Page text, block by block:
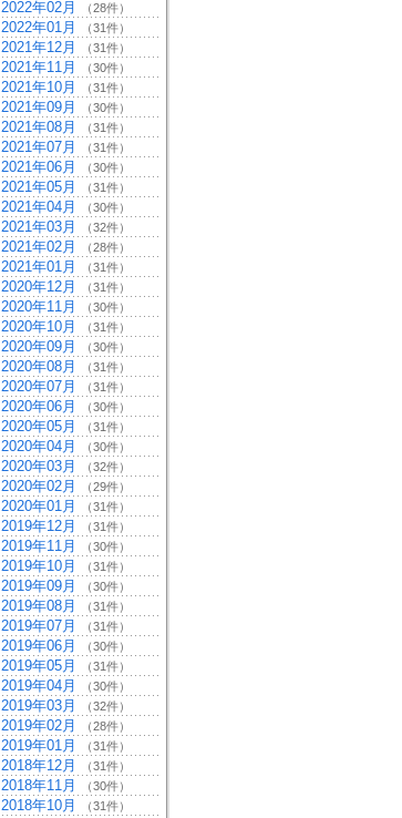
2022年02月 （28件）
2022年01月 （31件）
2021年12月 （31件）
2021年11月 （30件）
2021年10月 （31件）
2021年09月 （30件）
2021年08月 （31件）
2021年07月 （31件）
2021年06月 （30件）
2021年05月 （31件）
2021年04月 （30件）
2021年03月 （32件）
2021年02月 （28件）
2021年01月 （31件）
2020年12月 （31件）
2020年11月 （30件）
2020年10月 （31件）
2020年09月 （30件）
2020年08月 （31件）
2020年07月 （31件）
2020年06月 （30件）
2020年05月 （31件）
2020年04月 （30件）
2020年03月 （32件）
2020年02月 （29件）
2020年01月 （31件）
2019年12月 （31件）
2019年11月 （30件）
2019年10月 （31件）
2019年09月 （30件）
2019年08月 （31件）
2019年07月 （31件）
2019年06月 （30件）
2019年05月 （31件）
2019年04月 （30件）
2019年03月 （32件）
2019年02月 （28件）
2019年01月 （31件）
2018年12月 （31件）
2018年11月 （30件）
2018年10月 （31件）